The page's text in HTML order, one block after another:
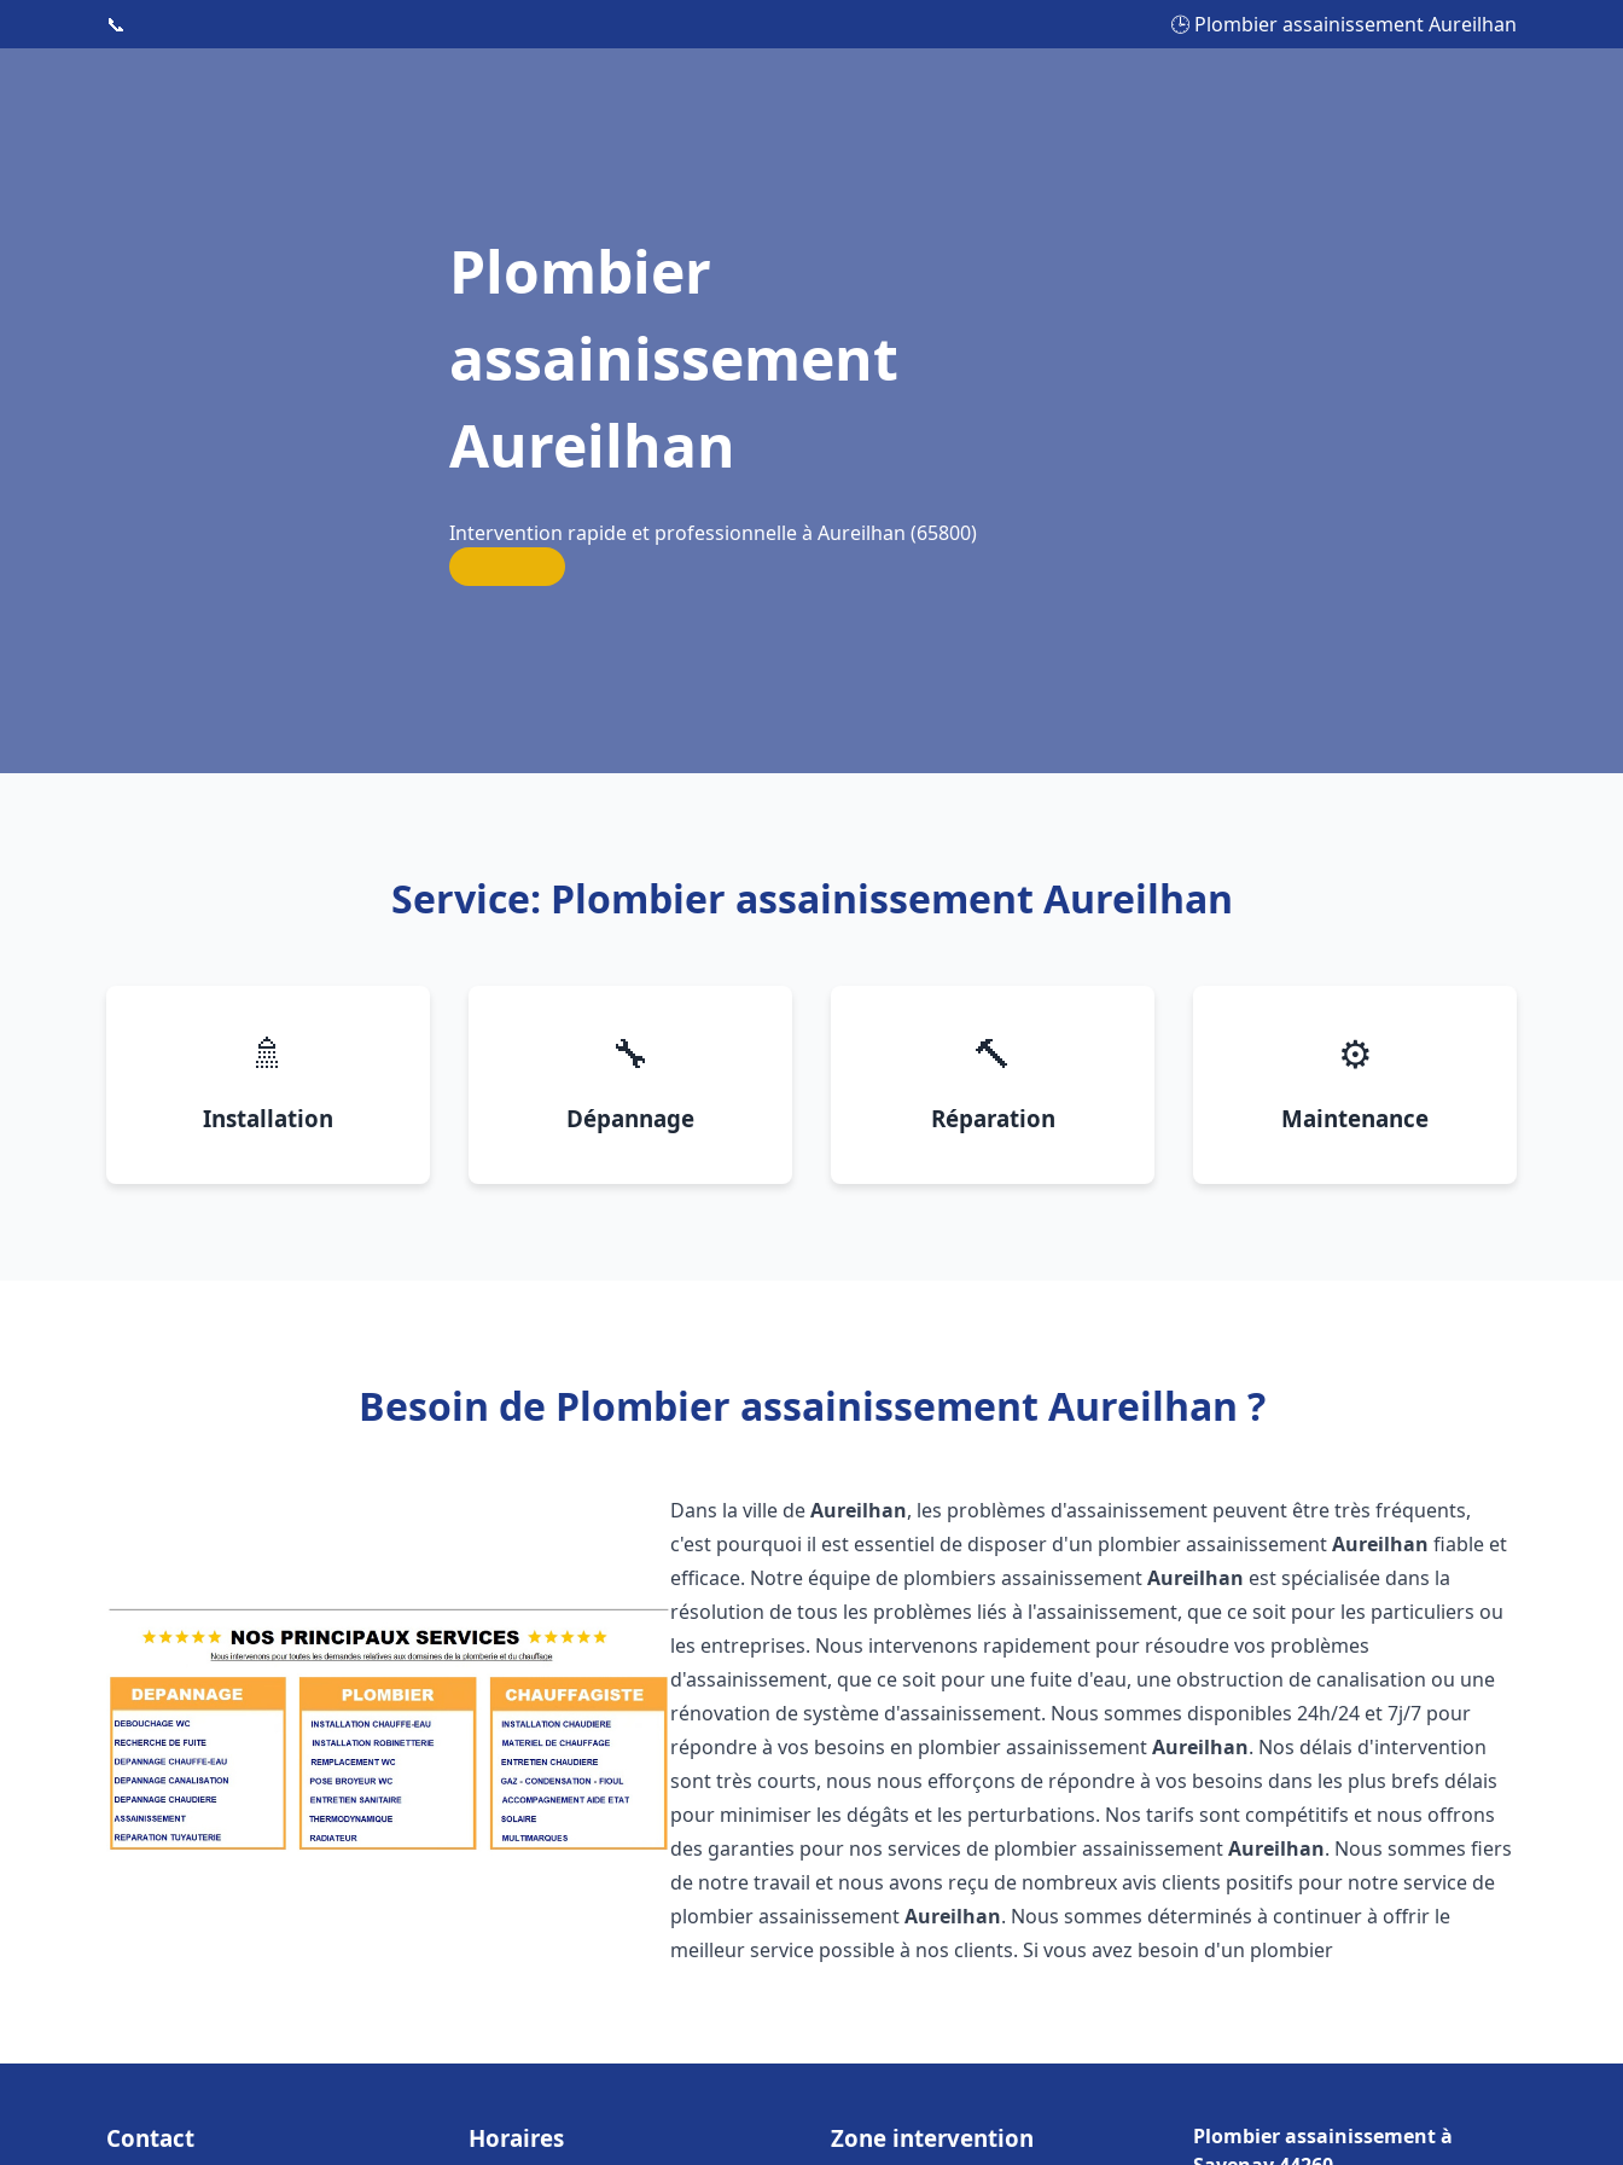
📞 🕒 Plombier assainissement Aureilhan
Plombier
assainissement
Aureilhan
Intervention rapide et professionnelle à Aureilhan (65800)
Service: Plombier assainissement Aureilhan
🚿
Installation
🔧
Dépannage
🔨
Réparation
⚙️
Maintenance
Besoin de Plombier assainissement Aureilhan ?
Dans la ville deAureilhan, les problèmes d'assainissement peuvent être très fréquents,
c'est pourquoi il est essentiel de disposer d'un plombier assainissementAureilhan fiable et
efficace. Notre équipe de plombiers assainissementAureilhan est spécialisée dans la
résolution de tous les problèmes liés à l'assainissement, que ce soit pour les particuliers ou
les entreprises. Nous intervenons rapidement pour résoudre vos problèmes
d'assainissement, que ce soit pour une fuite d'eau, une obstruction de canalisation ou une
rénovation de système d'assainissement. Nous sommes disponibles 24h/24 et 7j/7 pour
répondre à vos besoins en plombier assainissementAureilhan. Nos délais d'intervention
sont très courts, nous nous efforçons de répondre à vos besoins dans les plus brefs délais
pour minimiser les dégâts et les perturbations. Nos tarifs sont compétitifs et nous offrons
des garanties pour nos services de plombier assainissementAureilhan. Nous sommes fiers
de notre travail et nous avons reçu de nombreux avis clients positifs pour notre service de
plombier assainissementAureilhan. Nous sommes déterminés à continuer à offrir le
meilleur service possible à nos clients. Si vous avez besoin d'un plombier
Contact Horaires Zone intervention
Plombier assainissement à